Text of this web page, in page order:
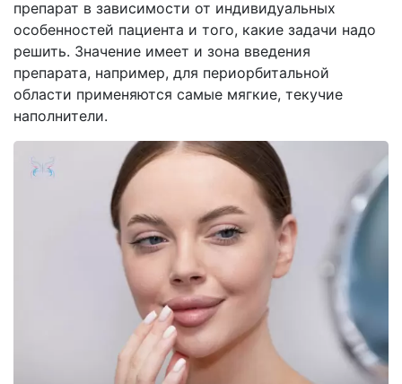
препарат в зависимости от индивидуальных
особенностей пациента и того, какие задачи надо
решить. Значение имеет и зона введения
препарата, например, для периорбитальной
области применяются самые мягкие, текучие
наполнители.